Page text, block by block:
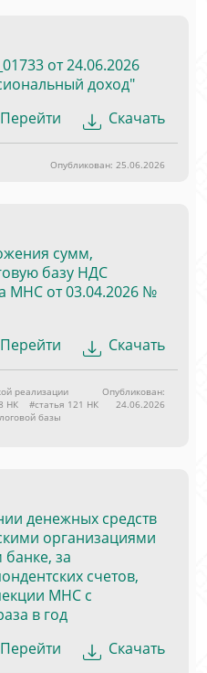
от 24.06.2026
доход"
Перейти
Скачать
Опубликован: 25.06.2026
сумм,
базу НДС
МНС от 03.04.2026 №
Перейти
Скачать
реализации
НК
#статья 121 НК
базы
Опубликован:
24.06.2026
денежных средств
организациями
за
счетов,
МНС с
в год
Перейти
Скачать